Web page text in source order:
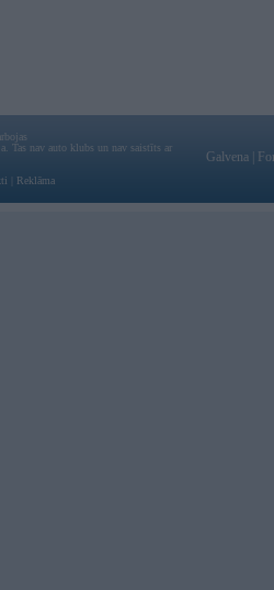
Tas nav auto klubs un nav saistīts ar
Reklāma
Galvena